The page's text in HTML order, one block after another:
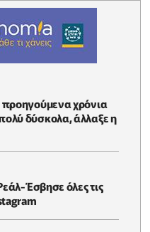
χρόνια
δύσκολα, άλλαξε η
Έσβησε όλες τις